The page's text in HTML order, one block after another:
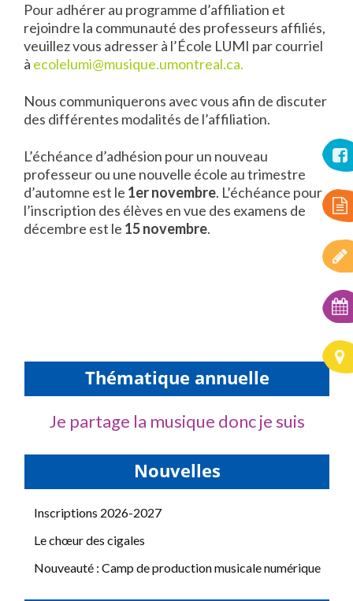
Pour adhérer au programme d’affiliation et
rejoindre la communauté des professeurs affiliés,
veuillez vous adresser à l’École LUMI par courriel
à ecolelumi@musique.umontreal.ca.
Nous communiquerons avec vous afin de discuter
des différentes modalités de l’affiliation.
L’échéance d’adhésion pour un nouveau
professeur ou une nouvelle école au trimestre
d’automne est le 1er novembre. L’échéance pour
l’inscription des élèves en vue des examens de
décembre est le 15 novembre.
Thématique annuelle
Je partage la musique donc je suis
Nouvelles
Inscriptions 2026-2027
Le chœur des cigales
Nouveauté : Camp de production musicale numérique